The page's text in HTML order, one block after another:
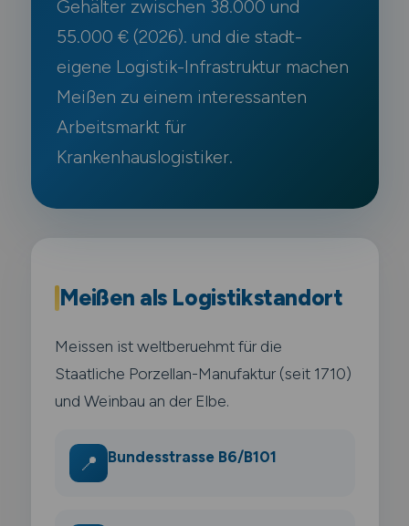
Gehälter zwischen 38.000 und
55.000 € (2026). und die stadt-
eigene Logistik-Infrastruktur machen
Meißen zu einem interessanten
Arbeitsmarkt für
Krankenhauslogistiker.
Meißen als Logistikstandort
Meissen ist weltberuehmt für die
Staatliche Porzellan-Manufaktur (seit 1710)
und Weinbau an der Elbe.
📍 Bundesstrasse B6/B101